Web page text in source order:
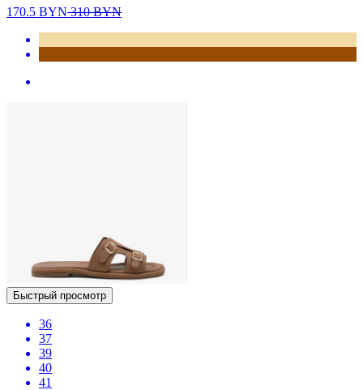
170.5 BYN310BYN
Быстрый просмотр
36
37
39
40
41